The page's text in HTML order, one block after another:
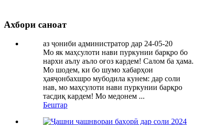
Ахбори саноат
аз ҷониби администратор дар 24-05-20
Мо як маҳсулоти нави пуркунии барқро бо
нархи аълу аъло оғоз кардем! Салом ба ҳама.
Мо шодем, ки бо шумо хабарҳои
ҳаяҷонбахшро мубодила кунем: дар соли
нав, мо маҳсулоти нави пуркунии барқро
тасдиқ кардем! Мо медонем ...
Бештар